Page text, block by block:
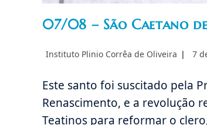
07/08 – São Caetano
Autor
Instituto Plinio Corrêa de Oliveira
Post
7
Este santo foi suscitado pela
Renascimento, e a revolução
Teatinos para reformar o